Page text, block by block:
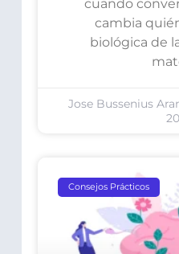
cuando
cambia
biológica de
Jose Bussenius
Consejos Prácticos